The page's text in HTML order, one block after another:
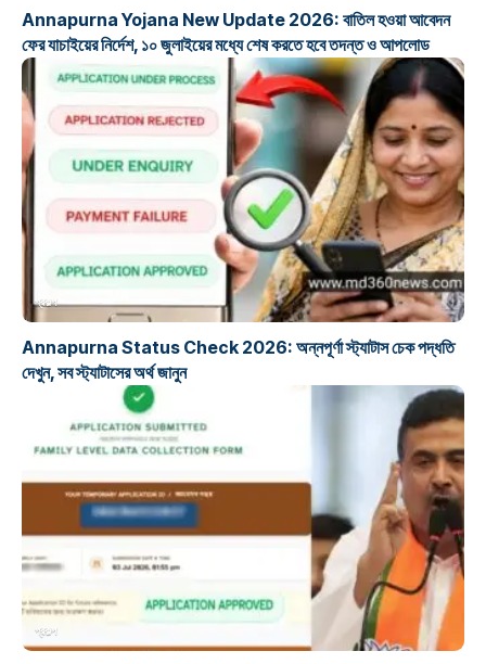
Annapurna Yojana New Update 2026: বাতিল হওয়া আবেদন
ফের যাচাইয়ের নির্দেশ, ১০ জুলাইয়ের মধ্যে শেষ করতে হবে তদন্ত ও আপলোড
প্রকল্প
Annapurna Status Check 2026: অন্নপূর্ণা স্ট্যাটাস চেক পদ্ধতি
দেখুন, সব স্ট্যাটাসের অর্থ জানুন
প্রকল্প